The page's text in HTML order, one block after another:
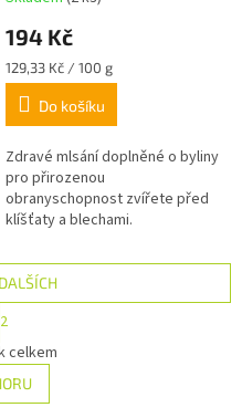
194 Kč
Měrná
cena:
129,33 Kč / 100 g
Do košíku
Zdravé mlsání doplněné o byliny
pro přirozenou
obranyschopnost zvířete před
klíšťaty a blechami.
2
celkem